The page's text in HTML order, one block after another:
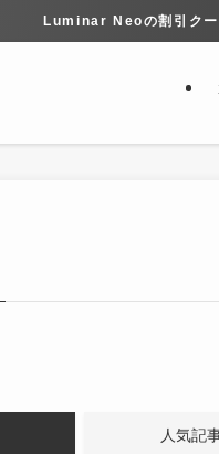
Luminar Neoの割引クー
人気記